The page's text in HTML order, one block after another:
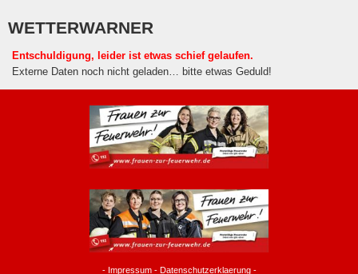
WETTERWARNER
Entschuldigung, leider ist etwas schief gelaufen.
Externe Daten noch nicht geladen… bitte etwas Geduld!
- Impressum- Datenschutzerklaerung-